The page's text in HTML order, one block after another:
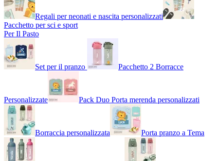
Regali per neonati e nascita personalizzati
Pacchetto per sci e sport
Per Il Pasto
Set per il pranzo Pacchetto 2 Borracce
Personalizzate Pack Duo Porta merenda personalizzati
Borraccia personalizzata Porta pranzo a Tema